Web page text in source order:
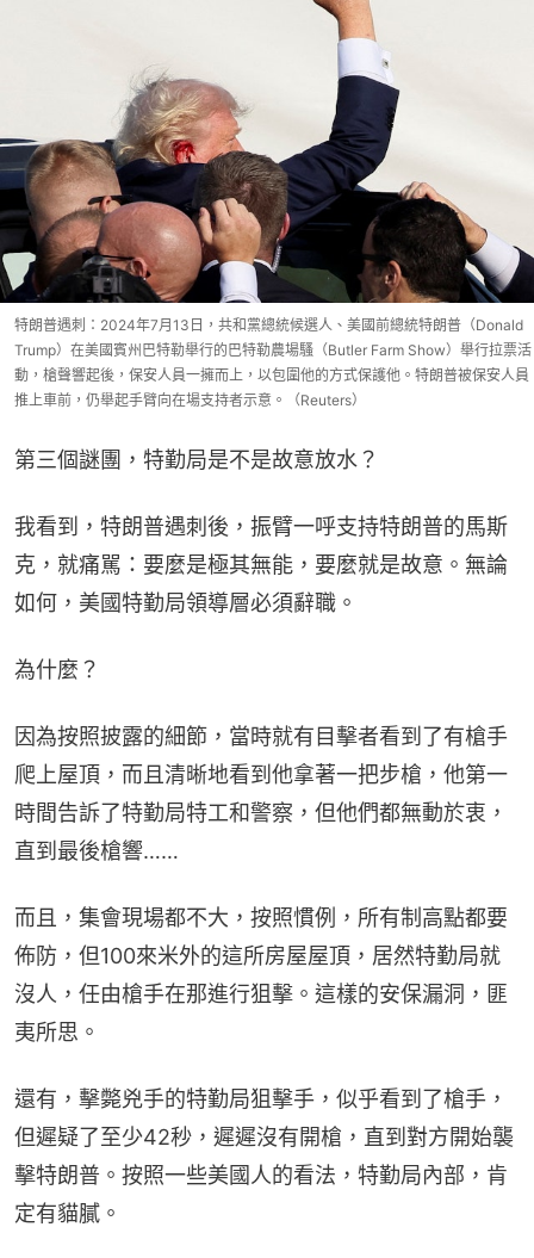
特朗普遇刺：2024年7月13日，共和黨總統候選人、美國前總統特朗普（Donald
Trump）在美國賓州巴特勒舉行的巴特勒農場騷（Butler Farm Show）舉行拉票活
動，槍聲響起後，保安人員一擁而上，以包圍他的方式保護他。特朗普被保安人員
推上車前，仍舉起手臂向在場支持者示意。（Reuters）
第三個謎團，特勤局是不是故意放水？
我看到，特朗普遇刺後，振臂一呼支持特朗普的馬斯
克，就痛駡：要麼是極其無能，要麼就是故意。無論
如何，美國特勤局領導層必須辭職。
為什麼？
因為按照披露的細節，當時就有目擊者看到了有槍手
爬上屋頂，而且清晰地看到他拿著一把步槍，他第一
時間告訴了特勤局特工和警察，但他們都無動於衷，
直到最後槍響……
而且，集會現場都不大，按照慣例，所有制高點都要
佈防，但100來米外的這所房屋屋頂，居然特勤局就
沒人，任由槍手在那進行狙擊。這樣的安保漏洞，匪
夷所思。
還有，擊斃兇手的特勤局狙擊手，似乎看到了槍手，
但遲疑了至少42秒，遲遲沒有開槍，直到對方開始襲
擊特朗普。按照一些美國人的看法，特勤局內部，肯
定有貓膩。